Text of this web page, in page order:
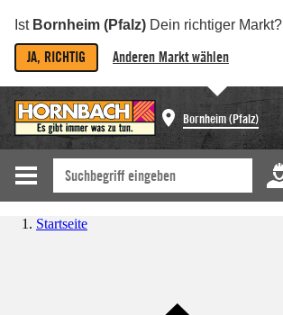
Ist Bornheim (Pfalz) Dein richtiger Markt?
JA, RICHTIG Anderen Markt wählen
Bornheim (Pfalz)
Startseite